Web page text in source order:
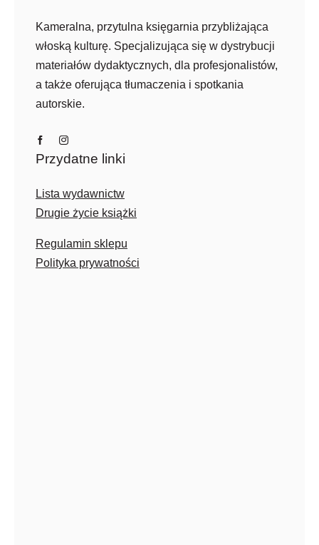
Kameralna, przytulna księgarnia przybliżająca
włoską kulturę. Specjalizująca się w dystrybucji
materiałów dydaktycznych, dla profesjonalistów,
a także oferująca tłumaczenia i spotkania
autorskie.
Przydatne linki
Lista wydawnictw
Drugie życie książki
Regulamin sklepu
Polityka prywatności